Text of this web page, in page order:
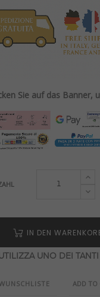
Sie auf das Banner,
IN DEN
UNO DEI
ADD TO